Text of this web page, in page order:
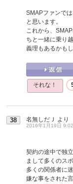
SMAPファンで
と思います。
これから、
ちと一緒に乗り
義理もあるかも
それな！
38 名無しだＪ より
2016年1月19日
契約の途中で独
まして多くのス
多くの関係者に
嫌な事をされた